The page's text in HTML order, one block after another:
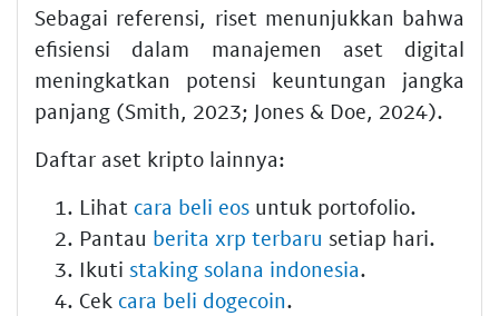
Sebagai referensi, riset menunjukkan bahwa
efisiensi dalam manajemen aset digital
meningkatkan potensi keuntungan jangka
panjang (Smith, 2023; Jones & Doe, 2024).
Daftar aset kripto lainnya:
Lihat cara beli eos untuk portofolio.
Pantau berita xrp terbaru setiap hari.
Ikuti staking solana indonesia.
Cek cara beli dogecoin.